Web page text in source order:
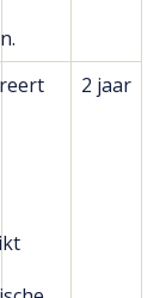
2 jaar